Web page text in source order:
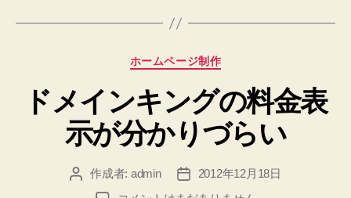
し
し
た
へ
の
カ
ゴ
リ
ー
ホームページ制作
ドメインキングの料金表
示が分かりづらい
投 作成者: admin
投
稿
2012年12月18日